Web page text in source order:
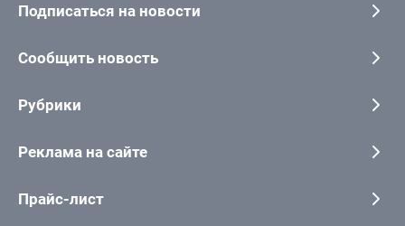
Подписаться на новости
Сообщить новость
Рубрики
Реклама на сайте
Прайс-лист